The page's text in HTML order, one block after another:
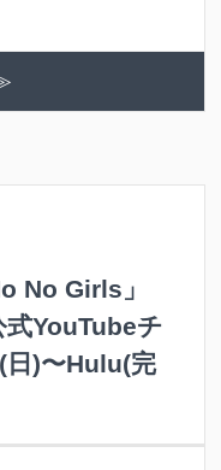
No Girls」
YouTubeチ
日)〜Hulu(完